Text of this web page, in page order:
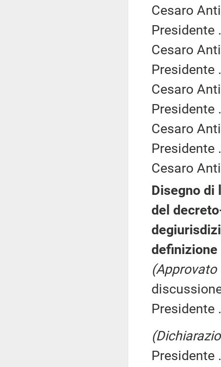
Cesaro
Presidente
Cesaro
Presidente
Cesaro
Presidente
Cesaro
Presidente
Cesaro
Disegno di
del
Presidente
Presidente